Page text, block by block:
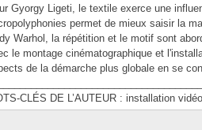
Gyorgy Ligeti, le textile exerce une
permet de mieux saisir la
Warhol, la répétition et le motif sont
le montage cinématographique et
de la démarche plus globale en se
CLÉS DE L’AUTEUR : installation